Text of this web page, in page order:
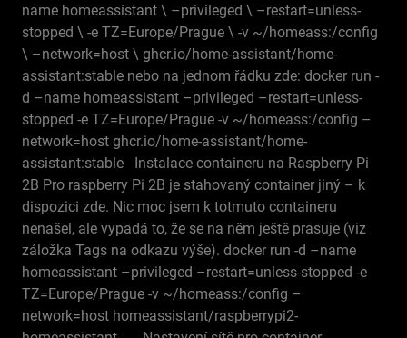
name homeassistant \ –privileged \ –restart=unless-
stopped \ -e TZ=Europe/Prague \ -v ~/homeass:/config
\ –network=host \ ghcr.io/home-assistant/home-
assistant:stable nebo na jednom řádku zde: docker run -
d –name homeassistant –privileged –restart=unless-
stopped -e TZ=Europe/Prague -v ~/homeass:/config –
network=host ghcr.io/home-assistant/home-
assistant:stable Instalace containeru na Raspberry Pi
2B Pro raspberry Pi 2B je stahovaný container jiný – k
dispozici zde. Nic moc jsem k totmuto containeru
nenašel, ale vypadá to, že se na něm ještě prasuje (viz
záložka Tags na odkazu výše). docker run -d –name
homeassistant –privileged –restart=unless-stopped -e
TZ=Europe/Prague -v ~/homeass:/config –
network=host homeassistant/raspberrypi2-